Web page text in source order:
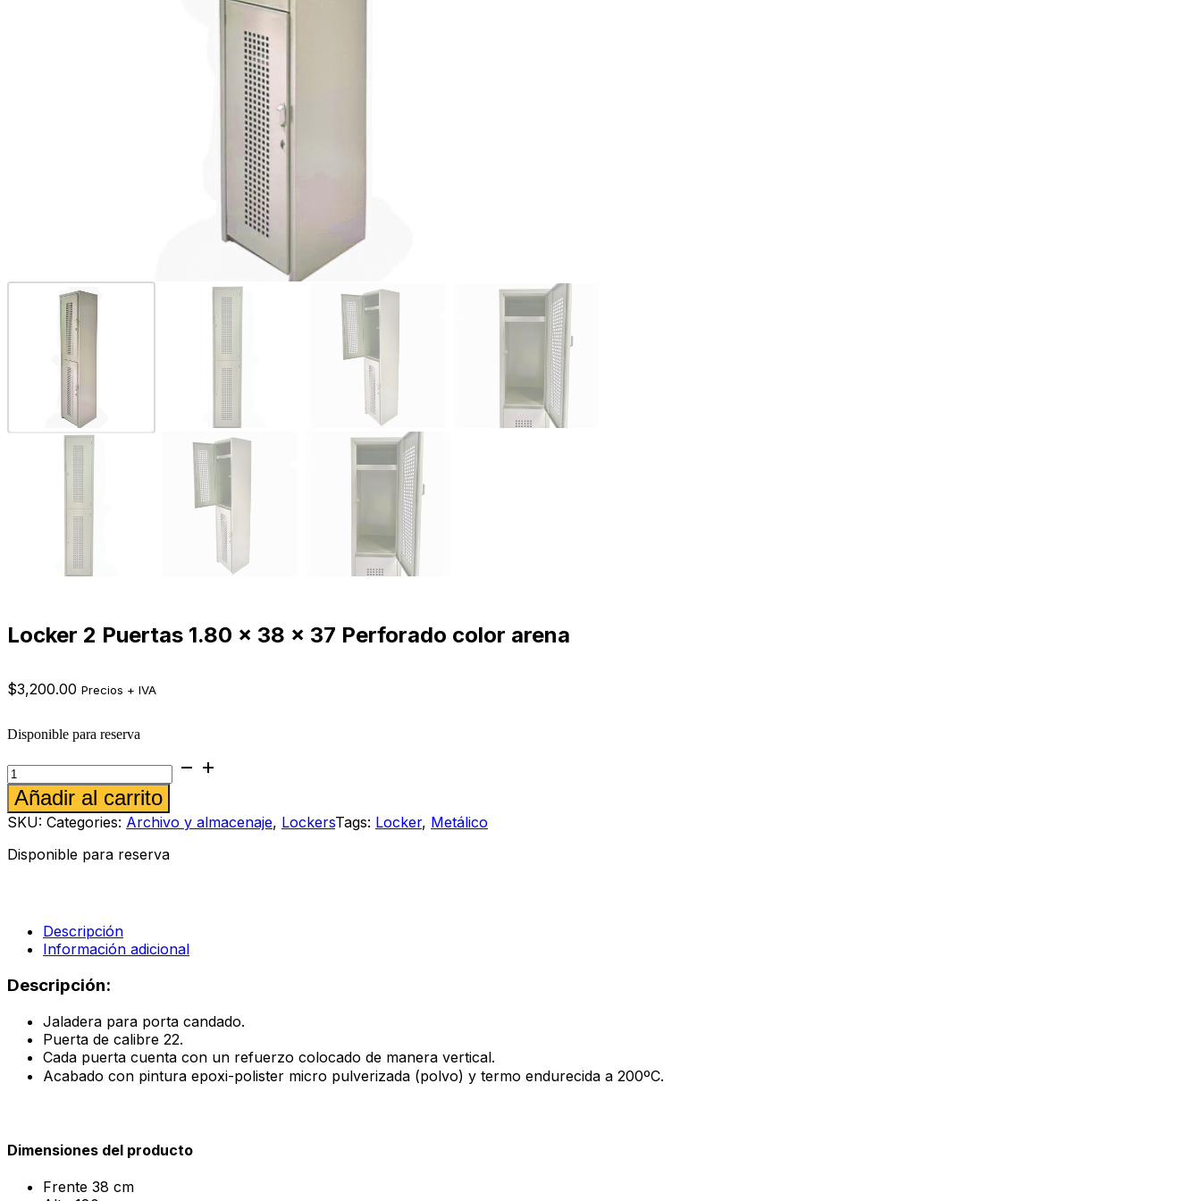
Locker 2 Puertas 1.80 x 38 x 37 Perforado color arena
$3,200.00 Precios + IVA
Disponible para reserva
Locker
2
Puertas
1.80
x
x
cantidad
Añadir al carrito
SKU: Categories: Archivo y almacenaje, LockersTags: Locker, Metálico
Disponible para reserva
Descripción
Información adicional
Descripción:
Jaladera para porta candado.
Puerta de calibre 22.
Cada puerta cuenta con un refuerzo colocado de manera vertical.
Acabado con pintura epoxi-polister micro pulverizada (polvo) y termo endurecida a 200ºC.
Dimensiones del producto
Frente 38 cm